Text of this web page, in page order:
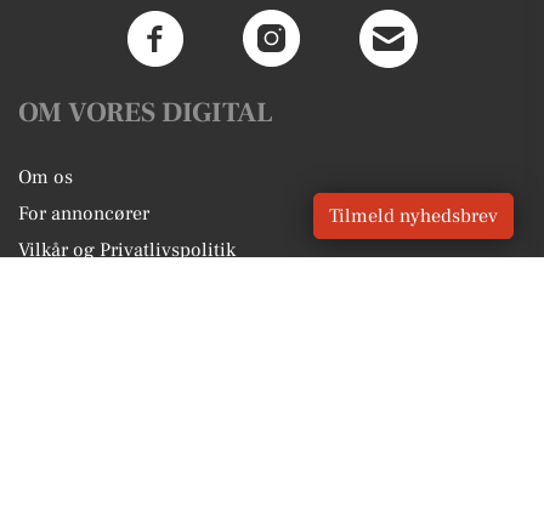
OM VORES DIGITAL
Om os
For annoncører
Vilkår og Privatlivspolitik
Tilmeld nyhedsbrev